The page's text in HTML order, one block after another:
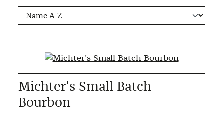
Michter's Small Batch
Bourbon